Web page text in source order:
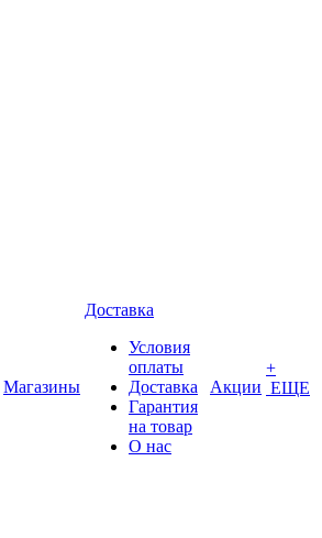
Магазины
Доставка
Условия
оплаты
Доставка
Гарантия
на товар
О нас
Акции
+
ЕЩЕ